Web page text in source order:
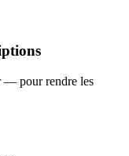
— pour rendre les